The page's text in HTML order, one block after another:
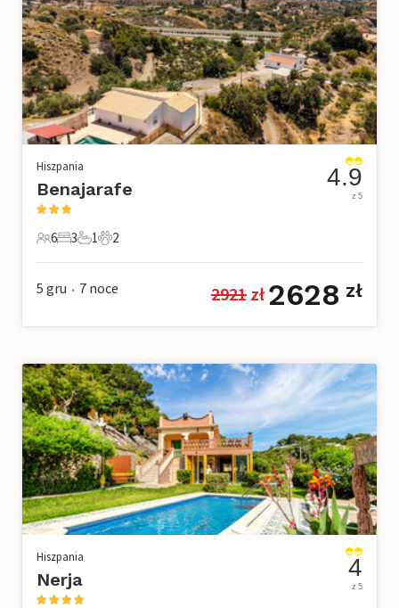
Hiszpania
Benajarafe
6 Goście
6
3 Sypialnie
3
1 Łazienka
1
2 Zwierzęta domowe
2
4.9
z 5
5 gru • 7 noce 2921 zł 2628 zł
Hiszpania
Nerja 4
z 5